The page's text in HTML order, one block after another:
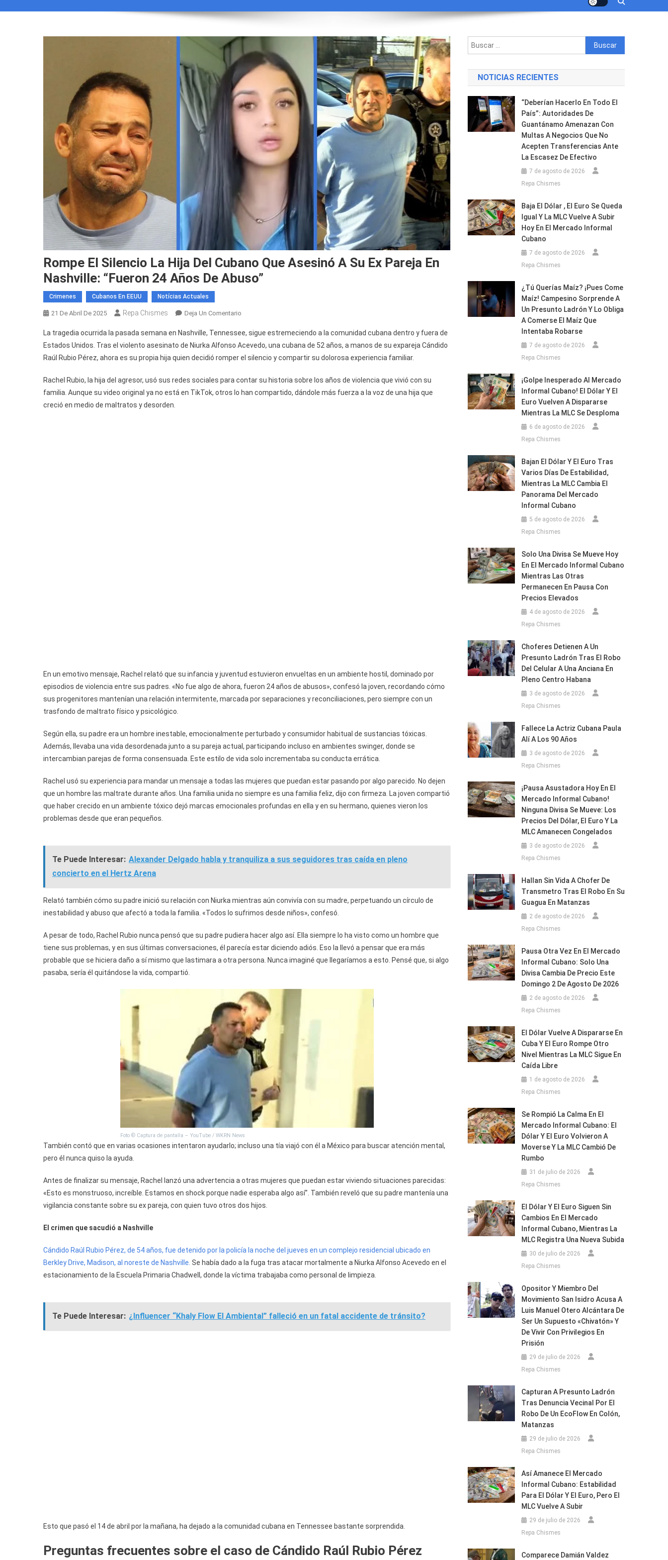
Rompe El Silencio La Hija Del Cubano Que Asesinó A Su Ex Pareja En
Nashville: “Fueron 24 Años De Abuso”
Crimenes Cubanos En EEUU Notícias Actuales
21 De Abril De 2025 Repa Chismes Deja Un Comentario
El
Silencio
La
Del
Cubano
La tragedia ocurrida la pasada semana en Nashville, Tennessee, sigue estremeciendo a la comunidad cubana dentro y fuera de
Estados Unidos. Tras el violento asesinato de Niurka Alfonso Acevedo, una cubana de 52 años, a manos de su expareja Cándido
Raúl Rubio Pérez, ahora es su propia hija quien decidió romper el silencio y compartir su dolorosa experiencia familiar.
Rachel Rubio, la hija del agresor, usó sus redes sociales para contar su historia sobre los años de violencia que vivió con su
familia. Aunque su video original ya no está en TikTok, otros lo han compartido, dándole más fuerza a la voz de una hija que
creció en medio de maltratos y desorden.
En un emotivo mensaje, Rachel relató que su infancia y juventud estuvieron envueltas en un ambiente hostil, dominado por
episodios de violencia entre sus padres. «No fue algo de ahora, fueron 24 años de abusos», confesó la joven, recordando cómo
sus progenitores mantenían una relación intermitente, marcada por separaciones y reconciliaciones, pero siempre con un
trasfondo de maltrato físico y psicológico.
Según ella, su padre era un hombre inestable, emocionalmente perturbado y consumidor habitual de sustancias tóxicas.
Además, llevaba una vida desordenada junto a su pareja actual, participando incluso en ambientes swinger, donde se
intercambian parejas de forma consensuada. Este estilo de vida solo incrementaba su conducta errática.
Rachel usó su experiencia para mandar un mensaje a todas las mujeres que puedan estar pasando por algo parecido. No dejen
que un hombre las maltrate durante años. Una familia unida no siempre es una familia feliz, dijo con firmeza. La joven compartió
que haber crecido en un ambiente tóxico dejó marcas emocionales profundas en ella y en su hermano, quienes vieron los
problemas desde que eran pequeños.
Te Puede Interesar: Alexander Delgado habla y tranquiliza a sus seguidores tras caída en pleno
concierto en el Hertz Arena
Relató también cómo su padre inició su relación con Niurka mientras aún convivía con su madre, perpetuando un círculo de
inestabilidad y abuso que afectó a toda la familia. «Todos lo sufrimos desde niños», confesó.
A pesar de todo, Rachel Rubio nunca pensó que su padre pudiera hacer algo así. Ella siempre lo ha visto como un hombre que
tiene sus problemas, y en sus últimas conversaciones, él parecía estar diciendo adiós. Eso la llevó a pensar que era más
probable que se hiciera daño a sí mismo que lastimara a otra persona. Nunca imaginé que llegaríamos a esto. Pensé que, si algo
pasaba, sería él quitándose la vida, compartió.
Foto © Captura de pantalla – YouTube / WKRN News
También contó que en varias ocasiones intentaron ayudarlo; incluso una tía viajó con él a México para buscar atención mental,
pero él nunca quiso la ayuda.
Antes de finalizar su mensaje, Rachel lanzó una advertencia a otras mujeres que puedan estar viviendo situaciones parecidas:
«Esto es monstruoso, increíble. Estamos en shock porque nadie esperaba algo así”. También reveló que su padre mantenía una
vigilancia constante sobre su ex pareja, con quien tuvo otros dos hijos.
El crimen que sacudió a Nashville
Cándido Raúl Rubio Pérez, de 54 años, fue detenido por la policía la noche del jueves en un complejo residencial ubicado en
Berkley Drive, Madison, al noreste de Nashville. Se había dado a la fuga tras atacar mortalmente a Niurka Alfonso Acevedo en el
estacionamiento de la Escuela Primaria Chadwell, donde la víctima trabajaba como personal de limpieza.
Te Puede Interesar: ¿Influencer “Khaly Flow El Ambiental” falleció en un fatal accidente de tránsito?
Esto que pasó el 14 de abril por la mañana, ha dejado a la comunidad cubana en Tennessee bastante sorprendida.
Preguntas frecuentes sobre el caso de Cándido Raúl Rubio Pérez
Buscar:
NOTICIAS RECIENTES
“Deberían Hacerlo En Todo El
País”: Autoridades De
Guantánamo Amenazan Con
Multas A Negocios Que No
Acepten Transferencias Ante
La Escasez De Efectivo
7 de agosto de 2026
Repa Chismes
Baja El Dólar , El Euro Se Queda
Igual Y La MLC Vuelve A Subir
Hoy En El Mercado Informal
Cubano
7 de agosto de 2026
Repa Chismes
¿Tú Querías Maíz? ¡Pues Come
Maíz! Campesino Sorprende A
Un Presunto Ladrón Y Lo Obliga
A Comerse El Maíz Que
Intentaba Robarse
7 de agosto de 2026
Repa Chismes
¡Golpe Inesperado Al Mercado
Informal Cubano! El Dólar Y El
Euro Vuelven A Dispararse
Mientras La MLC Se Desploma
6 de agosto de 2026
Repa Chismes
Bajan El Dólar Y El Euro Tras
Varios Días De Estabilidad,
Mientras La MLC Cambia El
Panorama Del Mercado
Informal Cubano
5 de agosto de 2026
Repa Chismes
Solo Una Divisa Se Mueve Hoy
En El Mercado Informal Cubano
Mientras Las Otras
Permanecen En Pausa Con
Precios Elevados
4 de agosto de 2026
Repa Chismes
Choferes Detienen A Un
Presunto Ladrón Tras El Robo
Del Celular A Una Anciana En
Pleno Centro Habana
3 de agosto de 2026
Repa Chismes
Fallece La Actriz Cubana Paula
Alí A Los 90 Años
3 de agosto de 2026
Repa Chismes
¡Pausa Asustadora Hoy En El
Mercado Informal Cubano!
Ninguna Divisa Se Mueve: Los
Precios Del Dólar, El Euro Y La
MLC Amanecen Congelados
3 de agosto de 2026
Repa Chismes
Hallan Sin Vida A Chofer De
Transmetro Tras El Robo En Su
Guagua En Matanzas
2 de agosto de 2026
Repa Chismes
Pausa Otra Vez En El Mercado
Informal Cubano: Solo Una
Divisa Cambia De Precio Este
Domingo 2 De Agosto De 2026
2 de agosto de 2026
Repa Chismes
El Dólar Vuelve A Dispararse En
Cuba Y El Euro Rompe Otro
Nivel Mientras La MLC Sigue En
Caída Libre
1 de agosto de 2026
Repa Chismes
Se Rompió La Calma En El
Mercado Informal Cubano: El
Dólar Y El Euro Volvieron A
Moverse Y La MLC Cambió De
Rumbo
31 de julio de 2026
Repa Chismes
El Dólar Y El Euro Siguen Sin
Cambios En El Mercado
Informal Cubano, Mientras La
MLC Registra Una Nueva Subida
30 de julio de 2026
Repa Chismes
Opositor Y Miembro Del
Movimiento San Isidro Acusa A
Luis Manuel Otero Alcántara De
Ser Un Supuesto «chivatón» Y
De Vivir Con Privilegios En
Prisión
29 de julio de 2026
Repa Chismes
Capturan A Presunto Ladrón
Tras Denuncia Vecinal Por El
Robo De Un EcoFlow En Colón,
Matanzas
29 de julio de 2026
Repa Chismes
Así Amanece El Mercado
Informal Cubano: Estabilidad
Para El Dólar Y El Euro, Pero El
MLC Vuelve A Subir
29 de julio de 2026
Repa Chismes
Comparece Damián Valdez